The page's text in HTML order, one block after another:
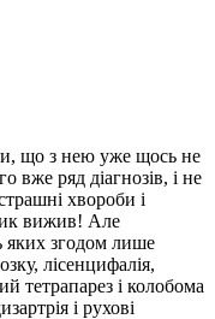
що з нею уже щось не
вже ряд діагнозів, і не
хвороби і
вижив! Але
яких згодом лише
лісенцифалія,
тетрапарез і колобома
і рухові